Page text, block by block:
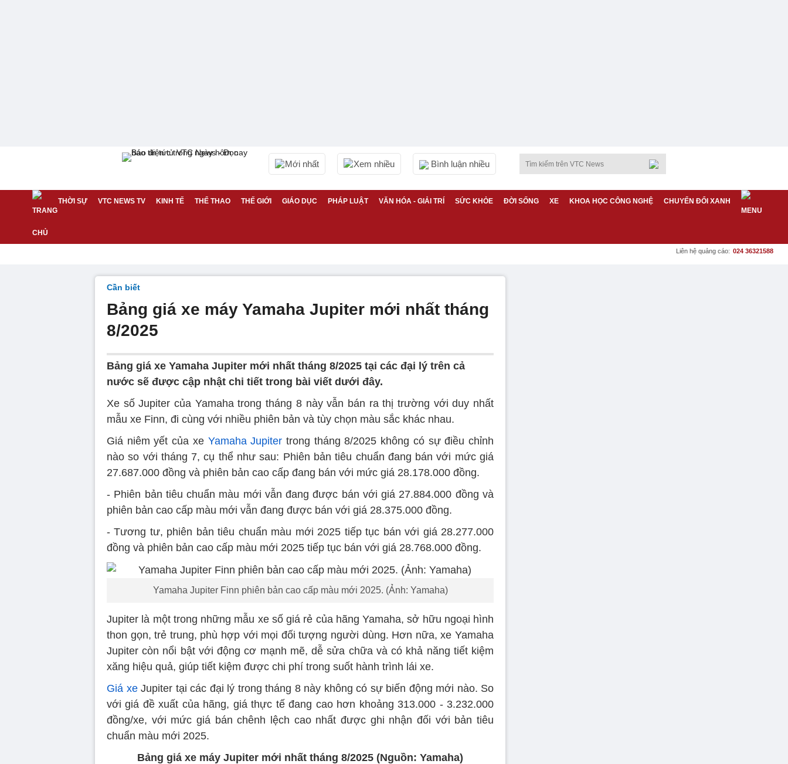
Mới nhất Xem nhiều Bình luận nhiều
THỜI SỰ VTC NEWS TV KINH TẾ THỂ THAO THẾ GIỚI GIÁO DỤC PHÁP LUẬT VĂN HÓA - GIẢI TRÍ SỨC KHỎE ĐỜI SỐNG XE KHOA HỌC CÔNG NGHỆ CHUYỂN ĐỔI XANH
Liên hệ quảng cáo: 024 36321588
Cần biết
Bảng giá xe máy Yamaha Jupiter mới nhất tháng
8/2025
Bảng giá xe Yamaha Jupiter mới nhất tháng 8/2025 tại các đại lý trên cả
nước sẽ được cập nhật chi tiết trong bài viết dưới đây.
Xe số Jupiter của Yamaha trong tháng 8 này vẫn bán ra thị trường với duy nhất
mẫu xe Finn, đi cùng với nhiều phiên bản và tùy chọn màu sắc khác nhau.
Giá niêm yết của xe Yamaha Jupiter trong tháng 8/2025 không có sự điều chỉnh
nào so với tháng 7, cụ thể như sau: Phiên bản tiêu chuẩn đang bán với mức giá
27.687.000 đồng và phiên bản cao cấp đang bán với mức giá 28.178.000 đồng.
- Phiên bản tiêu chuẩn màu mới vẫn đang được bán với giá 27.884.000 đồng và
phiên bản cao cấp màu mới vẫn đang được bán với giá 28.375.000 đồng.
- Tương tư, phiên bản tiêu chuẩn màu mới 2025 tiếp tục bán với giá 28.277.000
đồng và phiên bản cao cấp màu mới 2025 tiếp tục bán với giá 28.768.000 đồng.
Yamaha Jupiter Finn phiên bản cao cấp màu mới 2025. (Ảnh: Yamaha)
Jupiter là một trong những mẫu xe số giá rẻ của hãng Yamaha, sở hữu ngoại hình
thon gọn, trẻ trung, phù hợp với mọi đối tượng người dùng. Hơn nữa, xe Yamaha
Jupiter còn nổi bật với động cơ mạnh mẽ, dễ sửa chữa và có khả năng tiết kiệm
xăng hiệu quả, giúp tiết kiệm được chi phí trong suốt hành trình lái xe.
Giá xeJupiter tại các đại lý trong tháng 8 này không có sự biến động mới nào. So
với giá đề xuất của hãng, giá thực tế đang cao hơn khoảng 313.000 - 3.232.000
đồng/xe, với mức giá bán chênh lệch cao nhất được ghi nhận đối với bản tiêu
chuẩn màu mới 2025.
Bảng giá xe máy Jupiter mới nhất tháng 8/2025 (Nguồn: Yamaha)